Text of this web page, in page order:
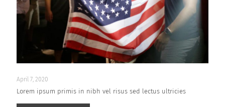
April 7, 2020
Lorem ipsum primis in nibh vel risus sed lectus ultricies